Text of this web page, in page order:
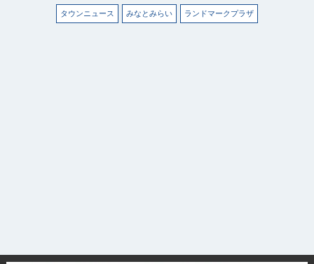
タウンニュース みなとみらい ランドマークプラザ